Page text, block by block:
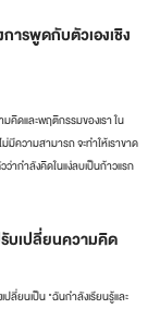
ารพูดกับตัวเองเชิง
คิดและพฤติกรรมของเรา ใน
มีความสามารถ จะทำให้เราขาด
ากำลังคิดในแง่ลบเป็นก้าวแรก
บเปลี่ยนความคิด
ลี่ยนเป็น "ฉันกำลังเรียนรู้และ